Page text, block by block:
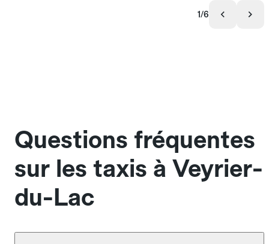
1/6
Questions fréquentes
sur les taxis à Veyrier-
du-Lac